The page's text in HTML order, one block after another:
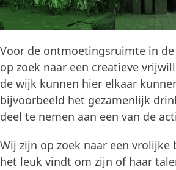
Voor de ontmoetingsruimte in de
op zoek naar een creatieve
de wijk kunnen hier elkaar
bijvoorbeeld het gezamenlijk
deel te nemen aan een van de
Wij zijn op zoek naar een vrolijke
het leuk vindt om zijn of haar